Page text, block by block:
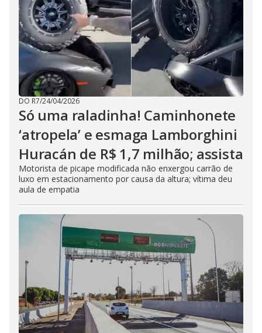
DO R7/24/04/2026
Só uma raladinha! Caminhonete
‘atropela’ e esmaga Lamborghini
Huracán de R$ 1,7 milhão; assista
Motorista de picape modificada não enxergou carrão de
luxo em estacionamento por causa da altura; vítima deu
aula de empatia